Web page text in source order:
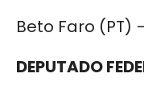
Beto Faro (PT)
DEPUTADO